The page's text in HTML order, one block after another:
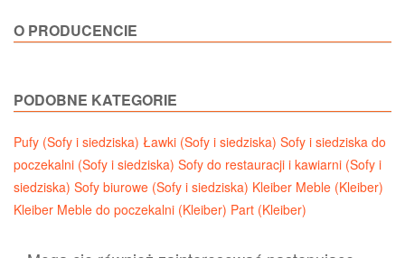
O PRODUCENCIE
PODOBNE KATEGORIE
Pufy (Sofy i siedziska) Ławki (Sofy i siedziska) Sofy i siedziska do
poczekalni (Sofy i siedziska) Sofy do restauracji i kawiarni (Sofy i
siedziska) Sofy biurowe (Sofy i siedziska) Kleiber Meble (Kleiber)
Kleiber Meble do poczekalni (Kleiber) Part (Kleiber)